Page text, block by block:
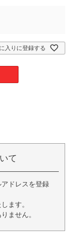
入りに登録する
て
ドレスを登録
ます。
ません。